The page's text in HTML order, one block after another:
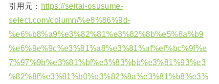
引用元： https://seitai-osusume-
select.com/column/%e8%86%9d-
%e6%b8%a9%e3%82%81%e3%82%8b%e5%8a%b9
%e6%9e%9c%e3%81%a8%e3%81%af%ef%bc%9f%e
7%97%9b%e3%81%bf%e3%83%bb%e3%81%93%e3
%82%8f%e3%81%b0%e3%82%8a%e3%81%b8%e3%